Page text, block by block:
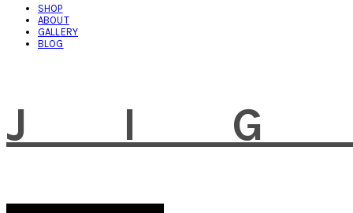
SHOP
ABOUT
GALLERY
BLOG